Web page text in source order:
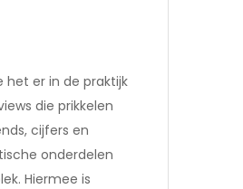
er in de praktijk
die prikkelen
cijfers en
onderdelen
Hiermee is